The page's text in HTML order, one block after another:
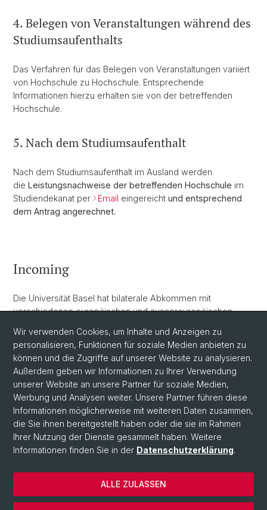
4. Belegen von Veranstaltungen während des
Studiumsaufenthalts
Das Verfahren für das Belegen von Veranstaltungen variiert
von Hochschule zu Hochschule. Entsprechende
Informationen hierzu erhalten sie von der betreffenden
Hochschule.
5. Nach dem Studiumsaufenthalt
Nach dem Studiumsaufenthalt im Ausland werden
die Leistungsnachweise der betreffenden Hochschule im
Studiendekanat per
Email eingereicht und entsprechend
dem Antrag angerechnet.
Incoming
Die Universität Basel hat bilaterale Abkommen mit
verschiedenen europäischen und aussereuropäischen
Abkommen haben Studierende der Partneruniversitäten die
Möglichkeit, ein bis zwei Semester an der Universität Basel
zu studieren. Mehr Informationen hierzu hier .
© Universität Basel
Datenschutzerklärung
Wir verwenden Cookies, um Inhalte und Anzeigen zu
personalisieren, Funktionen für soziale Medien anbieten zu
können und die Zugriffe auf unserer Website zu analysieren.
Außerdem geben wir Informationen zu Ihrer Verwendung
unserer Website an unsere Partner für soziale Medien,
Werbung und Analysen weiter. Unsere Partner führen diese
Informationen möglicherweise mit weiteren Daten zusammen,
die Sie ihnen bereitgestellt haben oder die sie im Rahmen
Ihrer Nutzung der Dienste gesammelt haben. Weitere
Informationen finden Sie in der Datenschutzerklärung.
ALLE ZULASSEN